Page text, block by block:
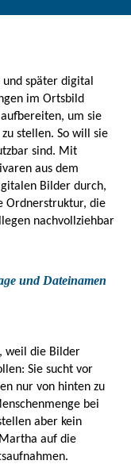
später digital
im Ortsbild
um sie
stellen. So will sie
sind. Mit
aus dem
Bilder durch,
Ordnerstruktur, die
nachvollziehbar
und Dateinamen
weil die Bilder
Sie sucht vor
nur von hinten zu
bei
aber kein
auf die